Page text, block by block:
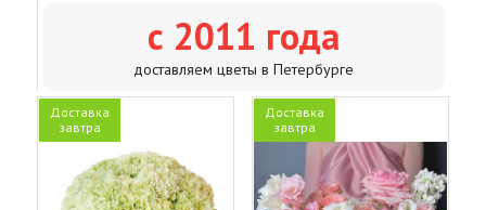
с 2011 года
доставляем цветы в Петербурге
Доставка
завтра
Доставка
завтра